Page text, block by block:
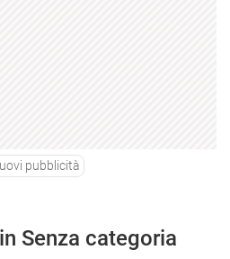
pubblicità
Senza categoria